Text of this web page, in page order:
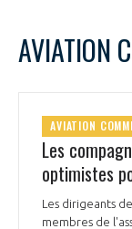
AVIATION
AVIATION
Les
optimistes
Les dirigeants
membres de